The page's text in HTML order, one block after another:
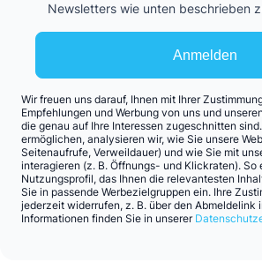
Anmelden
Newsletters wie unten beschrieben
Wir freuen uns darauf, Ihnen mit Ihrer
Empfehlungen und Werbung von uns und
die genau auf Ihre Interessen zugeschnitten
ermöglichen, analysieren wir, wie Sie unsere
Seitenaufrufe, Verweildauer) und wie Sie mit
interagieren (z. B. Öffnungs- und Klickraten). So
Nutzungsprofil, das Ihnen die relevantesten
Sie in passende Werbezielgruppen ein. Ihre
jederzeit widerrufen, z. B. über den Abmeldelink
Informationen finden Sie in unserer